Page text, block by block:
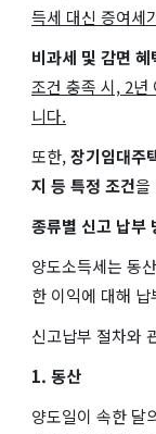
득세 대신 증여세
비과세 및 감면 혜
조건 충족 시, 2년
니다.
또한,장기임대주
지 등 특정 조건을
종류별 신고 납부
양도소득세는 동
한 이익에 대해
신고납부 절차와
1. 동산
양도일이 속한 달